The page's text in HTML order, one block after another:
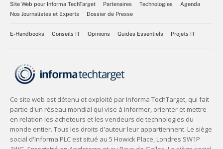
Site Web pour Informa TechTarget Partenaires Technologies
Agenda
Nos Journalistes et Experts
Dossier de Presse
E-Handbooks Conseils IT Opinions Guides Essentiels Projets IT